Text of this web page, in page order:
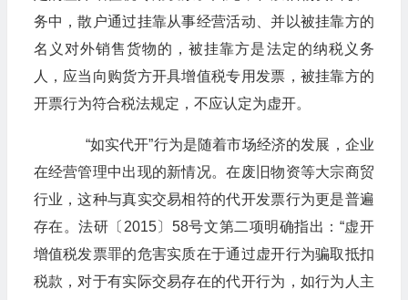
务中，散户通过挂靠从事经营活动、并以被挂靠方的
名义对外销售货物的，被挂靠方是法定的纳税义务
人，应当向购货方开具增值税专用发票，被挂靠方的
开票行为符合税法规定，不应认定为虚开。
​​​​​​​“如实代开”行为是随着市场经济的发展，企业
在经营管理中出现的新情况。在废旧物资等大宗商贸
行业，这种与真实交易相符的代开发票行为更是普遍
存在。法研〔2015〕58号文第二项明确指出：“虚开
增值税发票罪的危害实质在于通过虚开行为骗取抵扣
税款，对于有实际交易存在的代开行为，如行为人主